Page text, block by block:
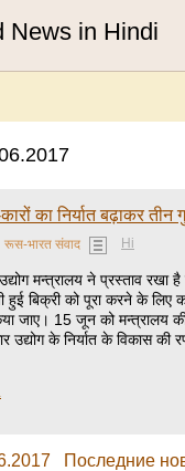
News in Hindi
का निर्यात बढ़ाकर तीन
रूस-भारत संवाद Hi
मन्त्रालय ने प्रस्ताव रखा
हुई बिक्री को पूरा करने के लिए
जाए। 15 जून को मन्त्रालय
उद्योग के निर्यात के विकास की
Последние